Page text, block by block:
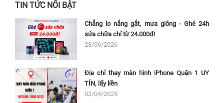
TIN TỨC NỔI BẬT
Chẳng lo nắng gắt, mưa giông - Ghé 24h
sửa chữa chỉ từ 24.000đ!
28/06/2026
Địa chỉ thay màn hình iPhone Quận 1 UY
TÍN, lấy liền
02/04/2025